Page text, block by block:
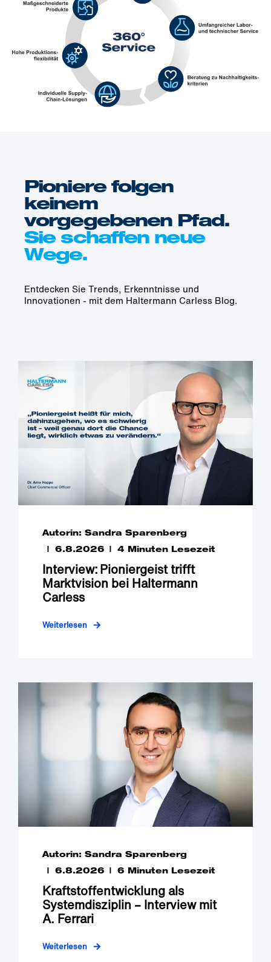
Pioniere folgen
keinem
vorgegebenen Pfad.
Sie schaffen neue
Wege.
Entdecken Sie Trends, Erkenntnisse und
Innovationen - mit dem Haltermann Carless Blog.
Autorin: Sandra Sparenberg
6.8.2026 4 Minuten Lesezeit
Interview: Pioniergeist trifft
Marktvision bei Haltermann
Carless
Weiterlesen
Autorin: Sandra Sparenberg
6.8.2026 6 Minuten Lesezeit
Kraftstoffentwicklung als
Systemdisziplin – Interview mit
A. Ferrari
Weiterlesen